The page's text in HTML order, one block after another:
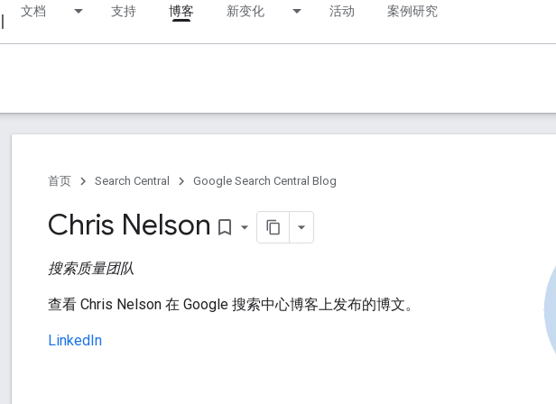
文档 支持 博客 新变化 活动 案例研究
首页 Search Central Google Search Central Blog
Chris Nelson bookmark_border
搜索质量团队
查看 Chris Nelson 在 Google 搜索中心博客上发布的博文。
LinkedIn